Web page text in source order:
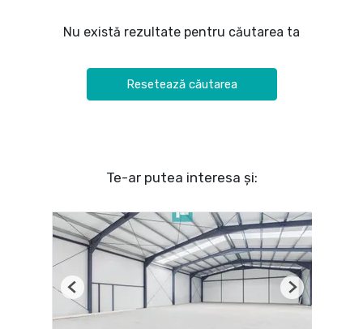
Nu există rezultate pentru căutarea ta
Resetează căutarea
Te-ar putea interesa și:
Previous Next